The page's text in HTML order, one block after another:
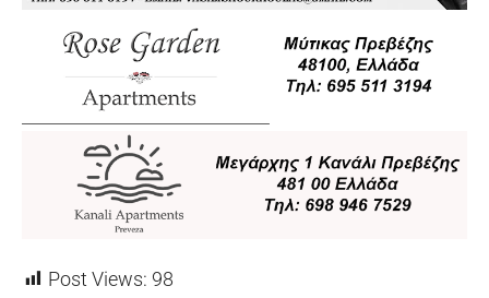
Post Views: 98